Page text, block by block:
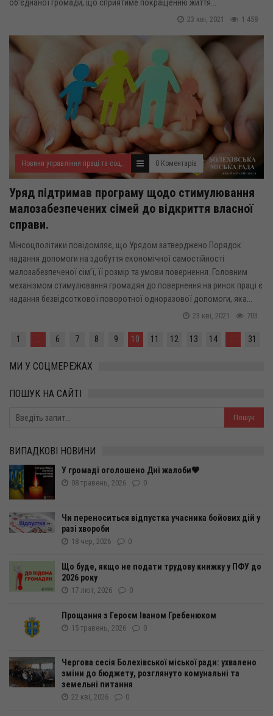
об’єднаної громади, що сприятиме покращенню життя...
1 458
23 кві, 2021
Новини управління праці та соціального захисту населення 0 Коментарів
Уряд підтримав програму щодо стимулювання
малозабезпечених сімей до відкриття власної
справи.
Мінсоцполітики повідомляє, що Урядом затверджено Порядок
надання допомоги на здобуття економічної самостійності
малозабезпеченої сім’ї, її розмір та умови повернення. Головним
механізмом стимулювання громадян до повернення на ринок праці є
надання безвідсоткової поворотної одноразової допомоги, яка...
703
23 кві, 2021
1 ... 6 7 8 9 10 11 12 13 14 ... 31
МИ У СОЦМЕРЕЖАХ
ПОШУК НА САЙТІ
ВИПАДКОВІ НОВИНИ
У громаді оголошено Дні жалоби🖤
08 травень, 2026 0
Чи переноситься відпустка учасника бойових дій у
разі хвороби
18 чер, 2026 0
Що буде, якщо не подати трудову книжку у ПФУ до
2026 року
17 лют, 2026 0
Прощання з Героєм Іваном Гребенюком
15 травень, 2026 0
Чергова сесія Болехівської міської ради: ухвалено
зміни до бюджету, розглянуто комунальні та
земельні питання
22 кві, 2026 0